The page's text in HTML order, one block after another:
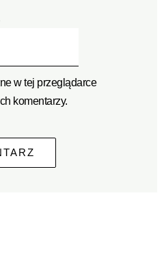
w tej przeglądarce
komentarzy.